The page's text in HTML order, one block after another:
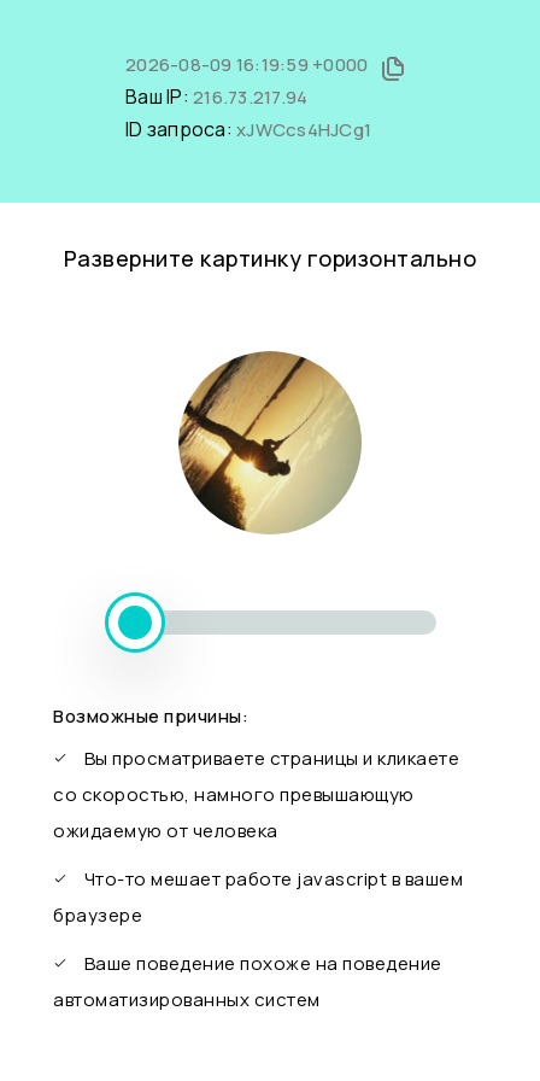
2026-08-09 16:19:59 +0000
Ваш IP: 216.73.217.94
ID запроса: xJWCcs4HJCg1
Разверните картинку горизонтально
Возможные причины:
Вы просматриваете страницы и кликаете
со скоростью, намного превышающую
ожидаемую от человека
Что-то мешает работе javascript в вашем
браузере
Ваше поведение похоже на поведение
автоматизированных систем